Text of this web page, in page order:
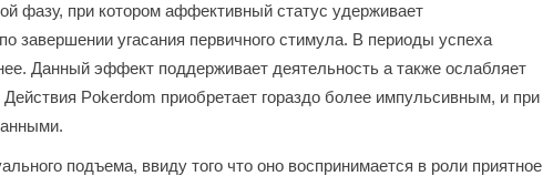
фазу, при котором аффективный статус удерживает
завершении угасания первичного стимула. В периоды успеха
Данный эффект поддерживает деятельность а также ослабляет
Pokerdom приобретает гораздо более импульсивным, и при
подъема, ввиду того что оно воспринимается в роли приятное